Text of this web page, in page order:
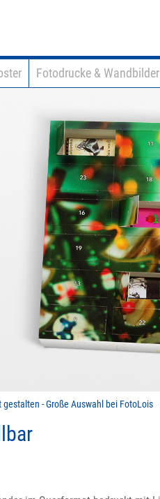
Fotodrucke & Wandbilder
- Große Auswahl bei FotoLois